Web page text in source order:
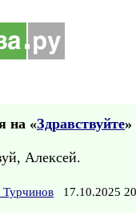
на «Здравствуйте»
Алексей.
17.10.2025